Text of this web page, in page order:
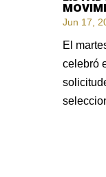
Jun 17,
El
celebró